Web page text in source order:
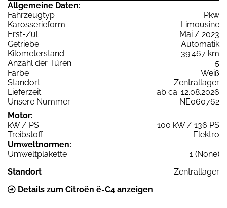
Allgemeine Daten:
Fahrzeugtyp
Pkw
Karosserieform
Limousine
Erst-Zul.
Mai / 2023
Getriebe
Automatik
Kilometerstand
39.467 km
Anzahl der Türen
5
Farbe
Weiß
Standort
Zentrallager
Lieferzeit
ab ca. 12.08.2026
Unsere Nummer
NE060762
Motor:
kW / PS
100 kW / 136 PS
Treibstoff
Elektro
Umweltnormen:
Umweltplakette
1 (None)
Standort
Zentrallager
Details zum Citroën ë-C4 anzeigen